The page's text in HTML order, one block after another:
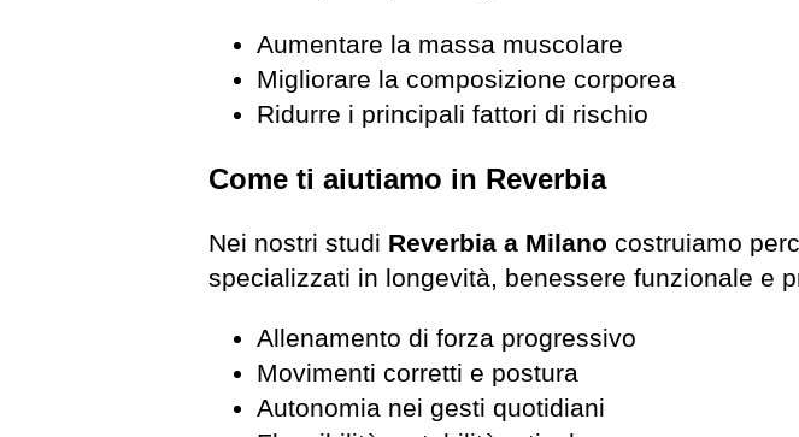
Aumentare la massa muscolare
Migliorare la composizione corporea
Ridurre i principali fattori di rischio
Come ti aiutiamo in Reverbia
Nei nostri studi Reverbia a Milano costruiamo
specializzati in longevità, benessere funzionale e
Allenamento di forza progressivo
Movimenti corretti e postura
Autonomia nei gesti quotidiani